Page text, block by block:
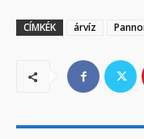
CÍMKÉK árvíz